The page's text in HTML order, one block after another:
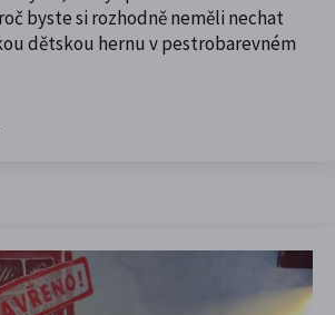
byste si rozhodně neměli nechat
dětskou hernu v pestrobarevném